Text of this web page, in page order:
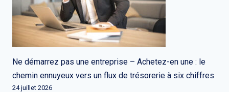
Ne démarrez pas une entreprise – Achetez-en une : le
chemin ennuyeux vers un flux de trésorerie à six chiffres
24 juillet 2026